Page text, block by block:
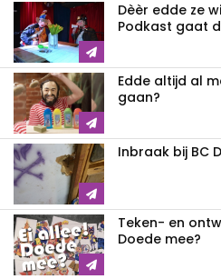
Dèèr edde ze
Podkast gaat
Edde altijd al
gaan?
Inbraak bij BC
Teken- en
Doede mee?